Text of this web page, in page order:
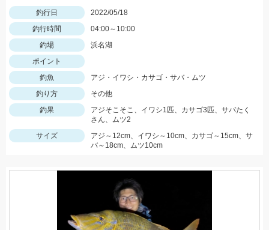
釣行日
2022/05/18
釣行時間
04:00～10:00
釣場
浜名湖
ポイント
釣魚
アジ・イワシ・カサゴ・サバ・ムツ
釣り方
その他
釣果
アジそこそこ、イワシ1匹、カサゴ3匹、サバたく
さん、ムツ2
サイズ
アジ～12cm、イワシ～10cm、カサゴ～15cm、サ
バ～18cm、ムツ10cm